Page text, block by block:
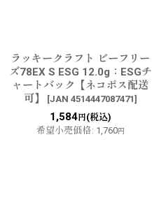
ラッキークラフト ビーフリー
ズ78EX S ESG 12.0g：ESGチ
ャートバック【ネコポス配送
可】
[JAN 4514447087471]
1,584円(税込)
希望小売価格: 1,760円